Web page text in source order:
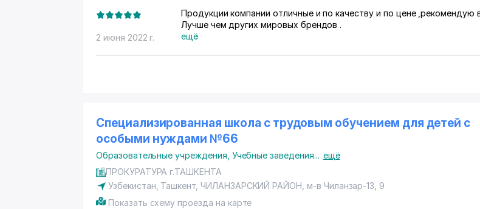
2 июня 2022 г.
Продукции компании отличные и по качеству и по цене ,рекомендую
Лучше чем других мировых брендов .
ещё
Специализированная школа с трудовым обучением для детей с
особыми нуждами №66
Образовательные учреждения Учебные заведения... ещё
ПРОКУРАТУРА г.ТАШКЕНТА
Узбекистан, Ташкент, ЧИЛАНЗАРСКИЙ РАЙОН м-в Чиланзар-13 , 9
Показать схему проезда на карте